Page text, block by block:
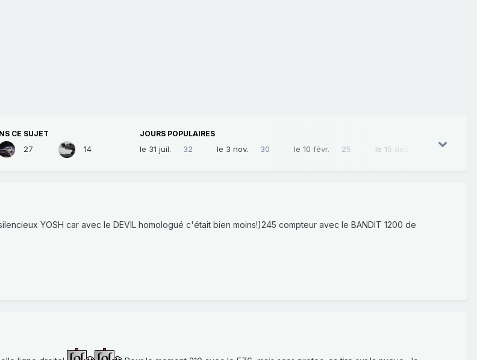
CE SUJET
27 14
JOURS POPULAIRES
le 31 juil. 32 le 3 nov. 30 le 10 févr. 25 le 15 déc.
YOSH car avec le DEVIL homologué c'était bien moins!)245 compteur avec le BANDIT 1200 de